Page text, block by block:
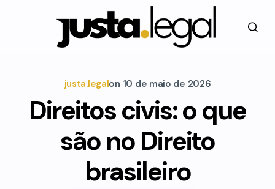
justa.legalon 10 de maio de 2026
Direitos civis: o que
são no Direito
brasileiro